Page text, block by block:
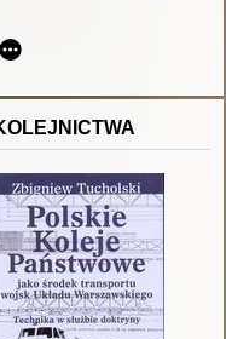
lokomotywa P 8 w służbie